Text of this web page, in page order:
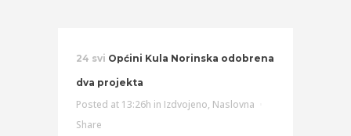
24 svi Općini Kula Norinska odobrena
dva projekta
Posted at 13:26h in Izdvojeno, Naslovna
Share